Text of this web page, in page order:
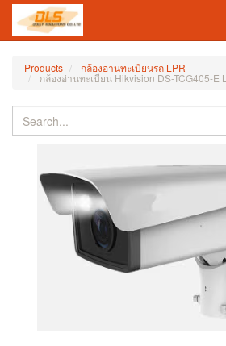
Products กล้องอ่านทะเบียนรถ LPR
กล้องอ่านทะเบียน Hikvision DS-TCG405-E